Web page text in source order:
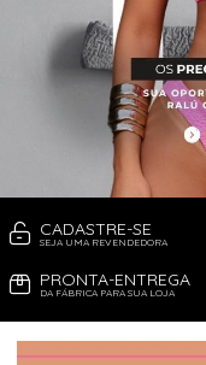
PIJAMA FEMININO
PIJAMA INFANTIL
PIJAMA MASCULINO
RASTEIRAS E PAPETES
ROUPÃO
SAÍDAS DE PRAIA
SANDÁLIAS
SHORTS E SAIAS
TÊNIS
TOP DE BIQUÍNI
TRICOTS
VESTIDOS
CADASTRE-SE
SEJA UMA REVENDEDORA
PRONTA-ENTREGA
DA FÁBRICA PARA SUA LOJA